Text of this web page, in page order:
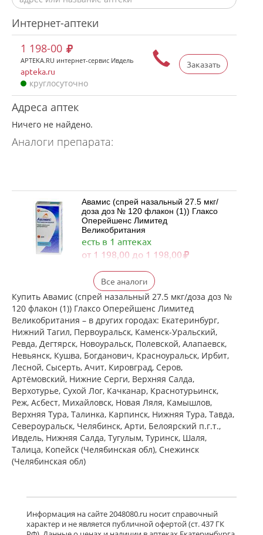
Интернет-аптеки
Заказать
1 198-00
APTEKA.RU интернет-сервис Ивдель
apteka.ru
круглосуточно
Адреса аптек
Ничего не найдено.
Аналоги препарата:
Авамис (спрей назальный 27.5 мкг/
доза доз № 120 флакон (1)) Глаксо
Оперейшенс Лимитед
Великобритания
есть в 1 аптеках
от 1 198,00 до 1 198,00
Флерзини (спрей назальный
дозированный 27.5 мкг/доза доз №
120 фл. (1)) Фармстандарт-
Лексредства ОАО г. Курск Россия
есть в 1 аптеках
от 872,00 до 872,00
достигнут конец страницы
Все аналоги
Купить Авамис (спрей назальный 27.5 мкг/доза доз №
120 флакон (1)) Глаксо Оперейшенс Лимитед
Великобритания – в других городах: Екатеринбург,
Нижний Тагил, Первоуральск, Каменск-Уральский,
Ревда, Дегтярск, Новоуральск, Полевской, Алапаевск,
Невьянск, Кушва, Богданович, Красноуральск, Ирбит,
Лесной, Сысерть, Ачит, Кировград, Серов,
Артёмовский, Нижние Cерги, Верхняя Салда,
Верхотурье, Сухой Лог, Качканар, Краснотурьинск,
Реж, Асбест, Михайловск, Новая Ляля, Камышлов,
Верхняя Тура, Талинка, Карпинск, Нижняя Тура, Тавда,
Североуральск, Челябинск, Арти, Белоярский п.г.т.,
Ивдель, Нижняя Салда, Тугулым, Туринск, Шаля,
Талица, Копейск (Челябинская обл), Снежинск
(Челябинская обл)
Информация на сайте 2048080.ru носит справочный
характер и не является публичной офертой (ст. 437 ГК